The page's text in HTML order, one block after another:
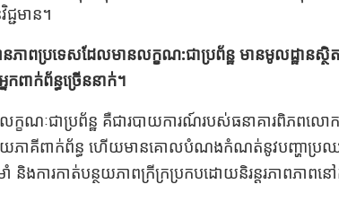
ជមាន។
នភាពប្រទេសដែលមានលក្ខណ:ជាប្រព័ន្ឋ មានមូលដ្ឋានស្ថិ
ពាក់ព័ន្ធច្រើននាក់។
ក្ខណៈជាប្រព័ន្ឋ គឺជារបាយការណ៍របស់ធនាគារពិភពលោ
ភាគីពាក់ព័ន្ធ​ ហើយមានគោលបំណងកំណត់នូវបញ្ហាប្រ
និងការកាត់បន្ថយភាពក្រីក្រប្រកបដោយនិរន្តរភាពភាពន